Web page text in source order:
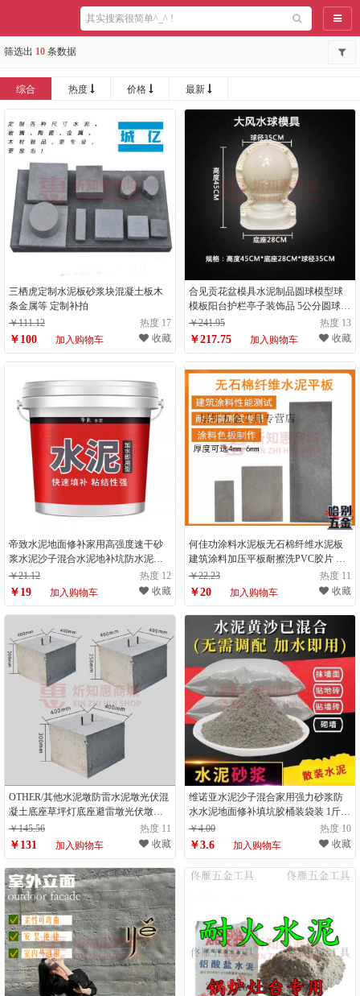
导航
筛选出 10 条数据
综合 热度 价格 最新
三栖虎定制水泥板砂浆块混凝土板木
条金属等 定制补拍
￥111.12
热度 17
￥100 加入购物车 收藏
合见贡花盆模具水泥制品圆球模型球
模板阳台护栏亭子装饰品 5公分圆球模
具
￥241.95 热度 13
￥217.75 加入购物车 收藏
帝致水泥地面修补家用高强度速干砂
浆水泥沙子混合水泥地补坑防水泥胶
自流平水泥3斤【填坑补洞/地面坑洼找
平】
￥21.12 热度 12
￥19 加入购物车 收藏
何佳功涂料水泥板无石棉纤维水泥板
建筑涂料加压平板耐擦洗PVC胶片 定
制
￥22.23 热度 11
￥20 加入购物车 收藏
OTHER/其他水泥墩防雷水泥墩光伏混
凝土底座草坪灯底座避雷墩光伏墩底
座 深灰色(定金)
￥145.56 热度 11
￥131 加入购物车 收藏
维诺亚水泥沙子混合家用强力砂浆防
水水泥地面修补填坑胶桶装袋装 1斤砂
浆
￥4.00 热度 10
￥3.6 加入购物车 收藏